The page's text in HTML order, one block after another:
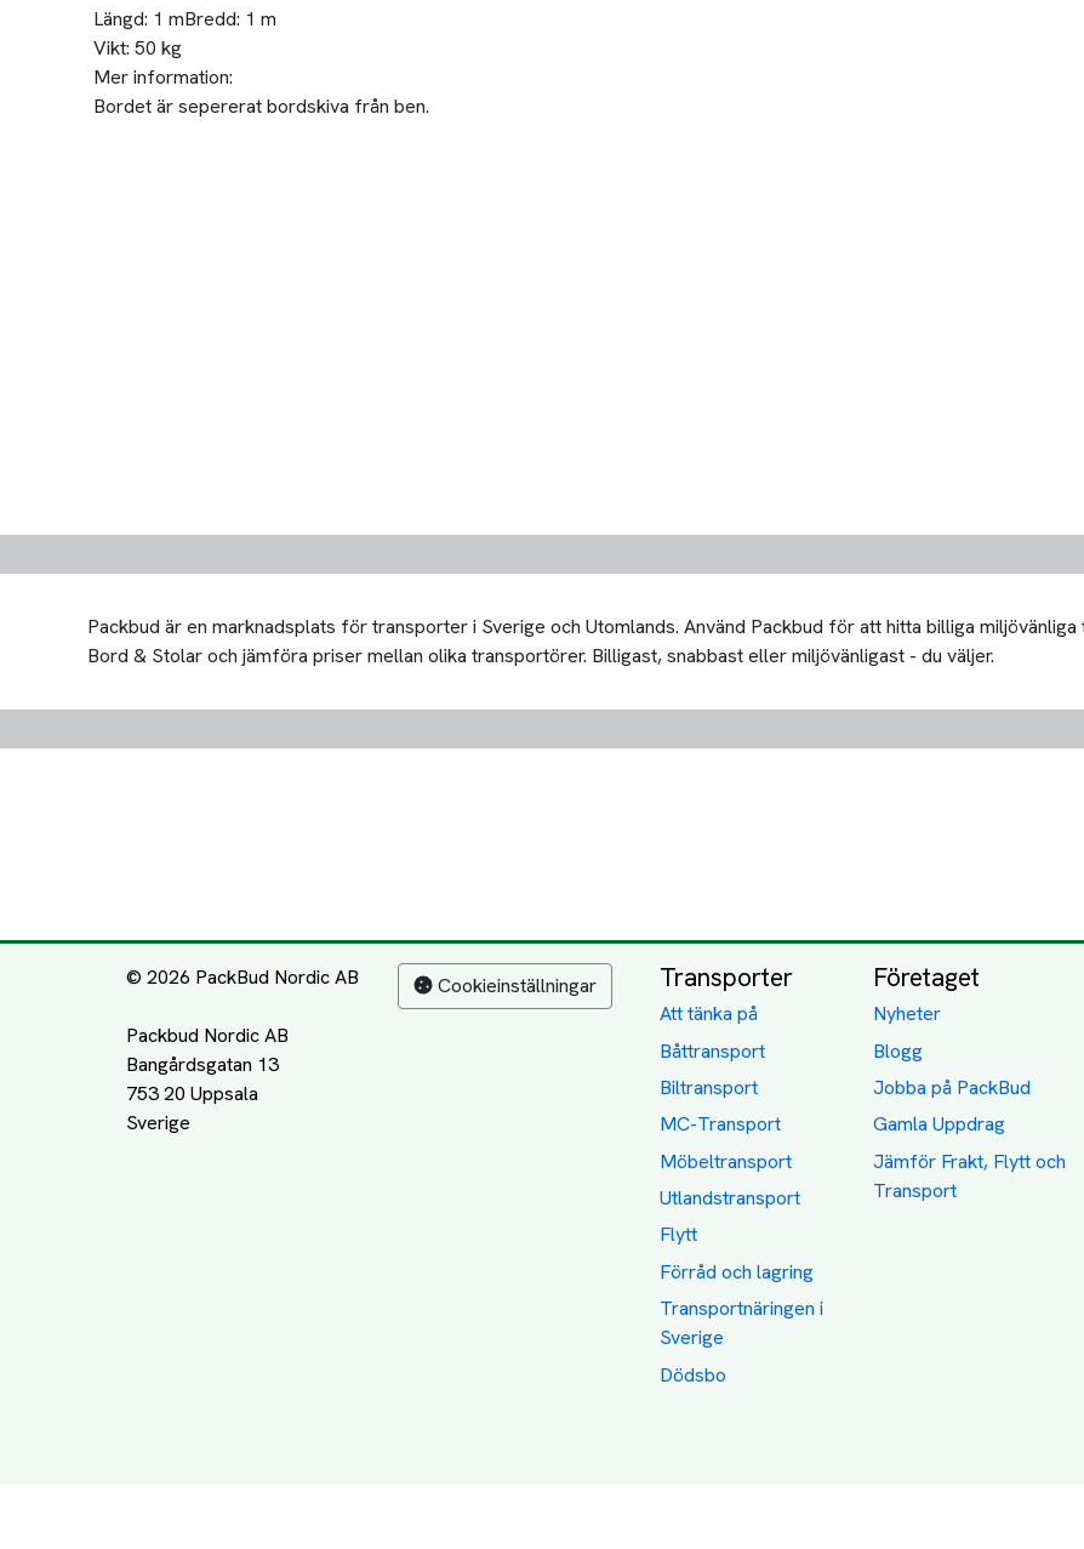
Längd: 1 mBredd: 1 m
Vikt: 50 kg
Mer information:
Bordet är sepererat bordskiva från ben.
Packbud är en marknadsplats för transporter i Sverige och Utomlands. Använd Packbud för att hitta billiga
Bord & Stolar och jämföra priser mellan olika transportörer. Billigast, snabbast eller miljövänligast - du väljer.
© 2026 PackBud Nordic AB
Packbud Nordic AB
Bangårdsgatan 13
753 20 Uppsala
Cookieinställningar Transporter
Att tänka på
Båttransport
Biltransport
MC-Transport
Möbeltransport
Utlandstransport
Flytt
Förråd och lagring
Transportnäringen i
Sverige
Dödsbo
Företaget
Nyheter
Blogg
Jobba på PackBud
Gamla Uppdrag
Jämför Frakt, Flytt och
Transport